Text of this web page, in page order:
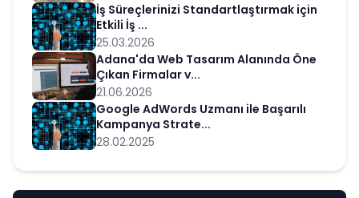
İş Süreçlerinizi Standartlaştırmak için
Etkili İş ...
25.03.2026
Adana'da Web Tasarım Alanında Öne
Çıkan Firmalar v...
21.06.2026
Google AdWords Uzmanı ile Başarılı
Kampanya Strate...
28.02.2025